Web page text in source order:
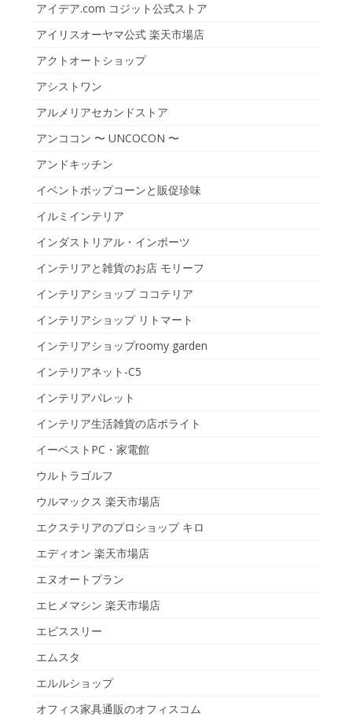
アイデア.com コジット公式ストア
アイリスオーヤマ公式 楽天市場店
アクトオートショップ
アシストワン
アルメリアセカンドストア
アンココン 〜 UNCOCON 〜
アンドキッチン
イベントポップコーンと販促珍味
イルミインテリア
インダストリアル・インポーツ
インテリアと雑貨のお店 モリーフ
インテリアショップ ココテリア
インテリアショップ リトマート
インテリアショップroomy garden
インテリアネット-C5
インテリアパレット
インテリア生活雑貨の店ポライト
イーベストPC・家電館
ウルトラゴルフ
ウルマックス 楽天市場店
エクステリアのプロショップ キロ
エディオン 楽天市場店
エヌオートプラン
エヒメマシン 楽天市場店
エビススリー
エムスタ
エルルショップ
オフィス家具通販のオフィスコム